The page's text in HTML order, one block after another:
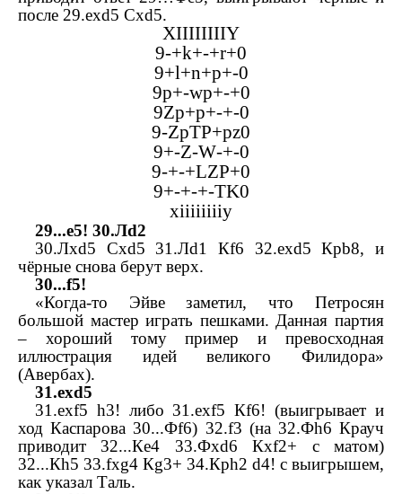
после 29.exd5 Сxd5.
XIIIIIIIIY
9-+k+-+r+0
9+l+n+p+-0
9p+-wp+-+0
9Zp+p+-+-0
9-ZpTP+pz0
9+-Z-W-+-0
9-+-+LZP+0
9+-+-+-TK0
xiiiiiiiiy
29...e5! 30.Лd2
30.Лxd5 Сxd5 31.Лd1 Кf6 32.exd5Крb8, и
чёрные снова берут верх.
30...f5!
«Когда-то Эйве заметил, что Петросян
большой мастер играть пешками. Данная партия
– хороший тому пример и превосходная
иллюстрация идей великого Филидора»
(Авербах).
31.exd5
31.exf5 h3! либо 31.exf5Кf6! (выигрывает и
ход Каспарова 30...Фf6) 32.f3 (на 32.Фh6 Крауч
приводит 32...Кe4 33.Фxd6Кxf2+ с матом)
32...Кh5 33.fxg4 Кg3+ 34.Крh2 d4! с выигрышем,
как указал Таль.